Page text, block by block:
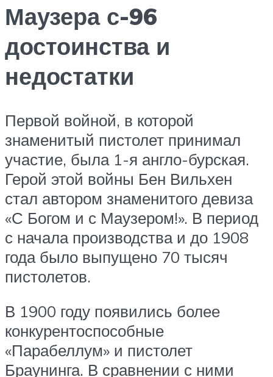
Маузера с-96
достоинства и
недостатки
Первой войной, в которой
знаменитый пистолет принимал
участие, была 1-я англо-бурская.
Герой этой войны Бен Вильхен
стал автором знаменитого девиза
«С Богом и с Маузером!». В период
с начала производства и до 1908
года было выпущено 70 тысяч
пистолетов.
В 1900 году появились более
конкурентоспособные
«Парабеллум» и пистолет
Браунинга. В сравнении с ними